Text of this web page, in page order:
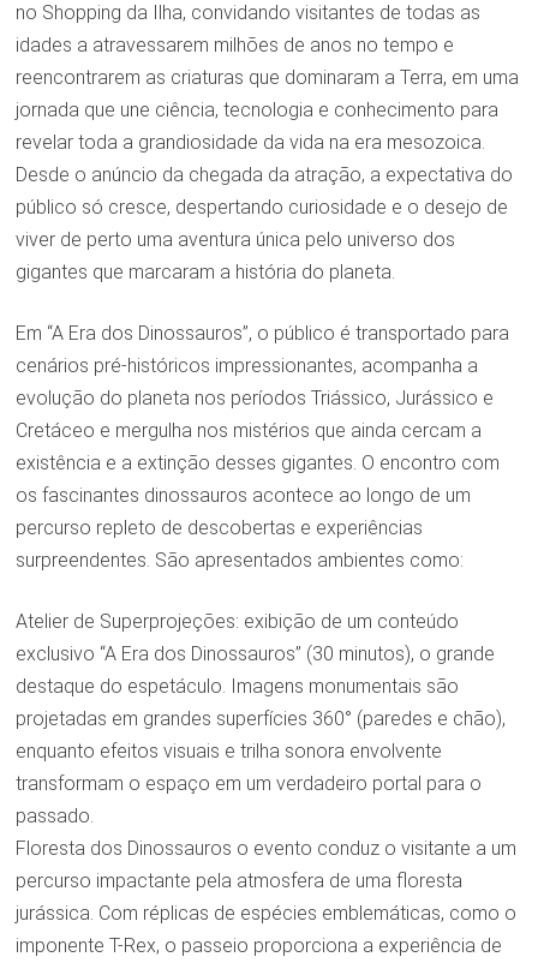
no Shopping da Ilha, convidando visitantes de todas as
idades a atravessarem milhões de anos no tempo e
reencontrarem as criaturas que dominaram a Terra, em uma
jornada que une ciência, tecnologia e conhecimento para
revelar toda a grandiosidade da vida na era mesozoica.
Desde o anúncio da chegada da atração, a expectativa do
público só cresce, despertando curiosidade e o desejo de
viver de perto uma aventura única pelo universo dos
gigantes que marcaram a história do planeta.
Em “A Era dos Dinossauros”, o público é transportado para
cenários pré-históricos impressionantes, acompanha a
evolução do planeta nos períodos Triássico, Jurássico e
Cretáceo e mergulha nos mistérios que ainda cercam a
existência e a extinção desses gigantes. O encontro com
os fascinantes dinossauros acontece ao longo de um
percurso repleto de descobertas e experiências
surpreendentes. São apresentados ambientes como:
Atelier de Superprojeções: exibição de um conteúdo
exclusivo “A Era dos Dinossauros” (30 minutos), o grande
destaque do espetáculo. Imagens monumentais são
projetadas em grandes superfícies 360° (paredes e chão),
enquanto efeitos visuais e trilha sonora envolvente
transformam o espaço em um verdadeiro portal para o
passado.
Floresta dos Dinossauros o evento conduz o visitante a um
percurso impactante pela atmosfera de uma floresta
jurássica. Com réplicas de espécies emblemáticas, como o
imponente T-Rex, o passeio proporciona a experiência de